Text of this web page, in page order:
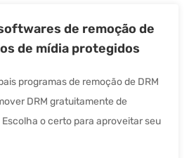
de remoção de
de mídia protegidos
programas de remoção de DRM
DRM gratuitamente de
o certo para aproveitar seu